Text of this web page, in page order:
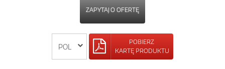
ZAPYTAJ O OFERTĘ
POBIERZ
KARTĘ PRODUKTU